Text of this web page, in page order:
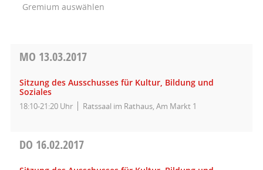
Gremium auswählen
MO 13.03.2017
Sitzung des Ausschusses für Kultur, Bildung und
Soziales
18:10-21:20 Uhr Ratssaal im Rathaus, Am Markt 1
DO 16.02.2017